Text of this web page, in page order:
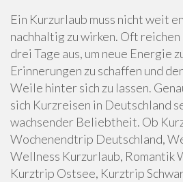
Ein Kurzurlaub muss nicht weit
nachhaltig zu wirken. Oft
drei Tage aus, um neue Energie
Erinnerungen zu schaffen und
Weile hinter sich zu lassen.
sich Kurzreisen in Deutschland
wachsender Beliebtheit. Ob
Wochenendtrip Deutschland,
Wellness Kurzurlaub, Romantik
Kurztrip Ostsee, Kurztrip